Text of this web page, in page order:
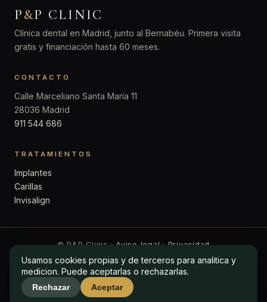
P&P CLINIC
Clínica dental en Madrid, junto al Bernabéu. Primera visita
gratis y financiación hasta 60 meses.
CONTACTO
Calle Marceliano Santa María 11
28036 Madrid
911 544 686
TRATAMIENTOS
Implantes
Carillas
Invisalign
© P&P Clinic ·Aviso legal·Privacidad
Usamos cookies propias y de terceros para analitica y
medicion. Puede aceptarlas o rechazarlas.
Rechazar Aceptar
Usamos cookies propias y de terceros para analitica y
medicion. Puede aceptarlas o rechazarlas.
Rechazar Aceptar